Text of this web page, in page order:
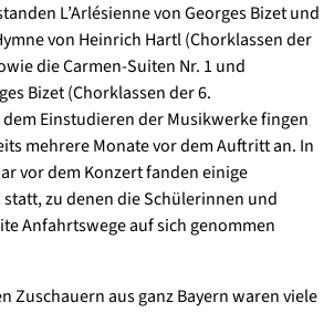
L’Arlésienne von Georges Bizet und
von Heinrich Hartl (Chorklassen der
die Carmen-Suiten Nr. 1 und
Bizet (Chorklassen der 6.
Einstudieren der Musikwerke fingen
mehrere Monate vor dem Auftritt an. In
vor dem Konzert fanden einige
zu denen die Schülerinnen und
Anfahrtswege auf sich genommen
Zuschauern aus ganz Bayern waren viele